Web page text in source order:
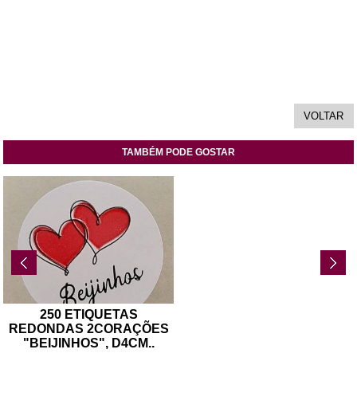
TAMBÉM PODE GOSTAR
250 ETIQUETAS
REDONDAS 2CORAÇÕES
"BEIJINHOS", D4CM..